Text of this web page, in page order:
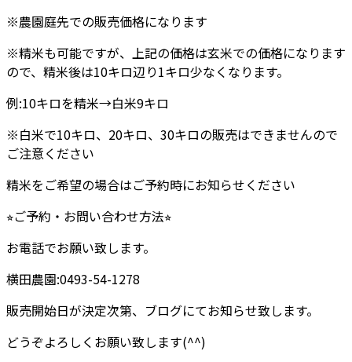
※農園庭先での販売価格になります
※精米も可能ですが、上記の価格は玄米での価格になります
ので、精米後は10キロ辺り1キロ少なくなります。
例:10キロを精米→白米9キロ
※白米で10キロ、20キロ、30キロの販売はできませんので
ご注意ください
精米をご希望の場合はご予約時にお知らせください
⭐︎ご予約・お問い合わせ方法⭐︎
お電話でお願い致します。
横田農園:0493-54-1278
販売開始日が決定次第、ブログにてお知らせ致します。
どうぞよろしくお願い致します(^^)